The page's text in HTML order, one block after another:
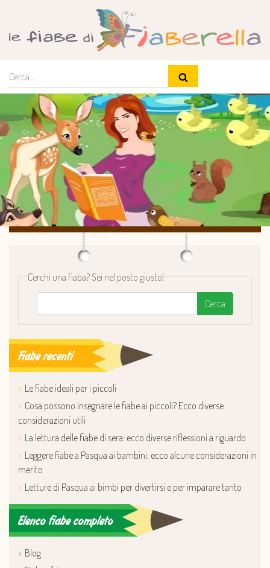
Cerchi una fiaba? Sei nel posto giusto!
Cerca
Fiabe recenti
Le fiabe ideali per i piccoli
Cosa possono insegnare le fiabe ai piccoli? Ecco diverse
considerazioni utili
La lettura delle fiabe di sera: ecco diverse riflessioni a riguardo
Leggere fiabe a Pasqua ai bambini: ecco alcune considerazioni in
merito
Letture di Pasqua ai bimbi per divertirsi e per imparare tanto
Elenco fiabe completo
Blog